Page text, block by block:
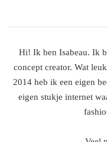
Hi! Ik ben Isabeau. Ik
concept creator. Wat
2014 heb ik een eigen
eigen stukje internet